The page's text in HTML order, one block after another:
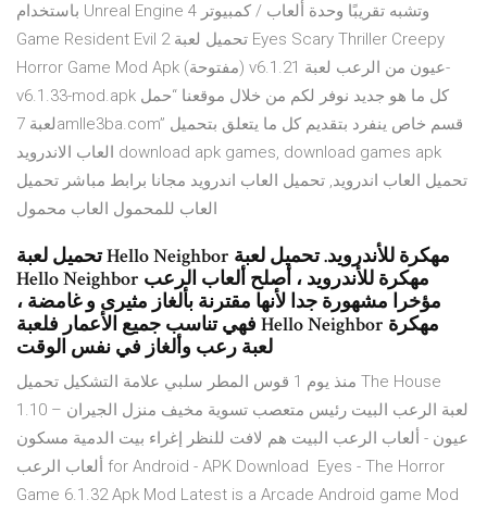
باستخدام Unreal Engine 4 وتشبه تقريبًا وحدة ألعاب / كمبيوتر
Game Resident Evil 2 تحميل لعبة Eyes Scary Thriller Creepy
Horror Game Mod Apk (مفتوحة) v6.1.21 عيون من الرعب لعبة-
v6.1.33-mod.apk كل ما هو جديد نوفر لكم من خلال موقعنا “حمل
لعبة 7amlle3ba.com” قسم خاص ينفرد بتقديم كل ما يتعلق بتحميل
العاب الاندرويد download apk games, download games apk
تحميل العاب اندرويد, تحميل العاب اندرويد مجانا برابط مباشر تحميل
العاب للمحمول العاب محمول
تحميل لعبة Hello Neighbor مهكرة للأندرويد. تحميل لعبة
Hello Neighbor مهكرة للأندرويد ، أصلح ألعاب الرعب
مؤخرا مشهورة جدا لأنها مقترنة بألغاز مثيرى و غامضة ،
فهي تناسب جميع الأعمار فلعبة Hello Neighbor مهكرة
لعبة رعب وألغاز في نفس الوقت
منذ يوم 1 قوس المطر سلبي علامة التشكيل تحميل The House
1.10 – لعبة الرعب البيت رئيس متعصب تسوية مخيف منزل الجيران
عيون - ألعاب الرعب البيت هم لافت للنظر إغراء بيت الدمية مسكون
ألعاب الرعب for Android - APK Download Eyes - The Horror
Game 6.1.32 Apk Mod Latest is a Arcade Android game Mod